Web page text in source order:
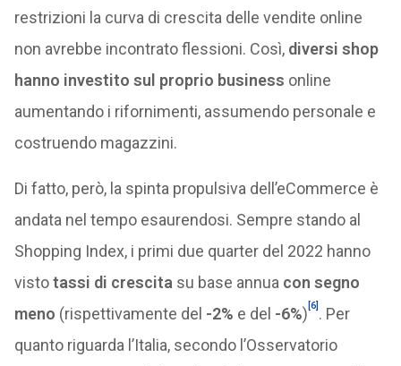
restrizioni la curva di crescita delle vendite online
non avrebbe incontrato flessioni. Così, diversi shop
hanno investito sul proprio business online
aumentando i rifornimenti, assumendo personale e
costruendo magazzini.
Di fatto, però, la spinta propulsiva dell’eCommerce è
andata nel tempo esaurendosi. Sempre stando al
Shopping Index, i primi due quarter del 2022 hanno
vistotassi di crescita su base annua con segno
meno (rispettivamente del -2% e del -6%) [6] . Per
quanto riguarda l’Italia, secondo l’Osservatorio